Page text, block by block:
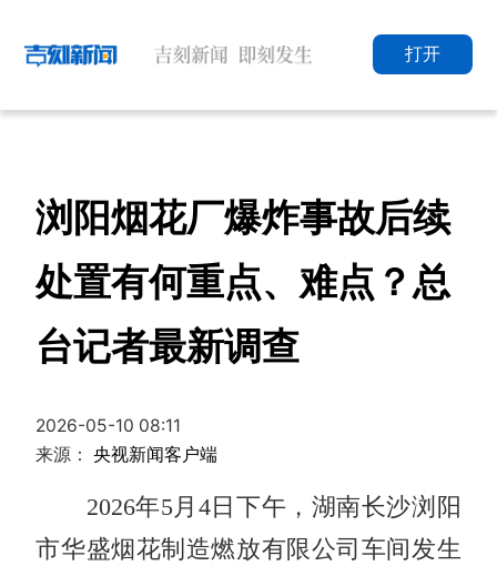
打开
浏阳烟花厂爆炸事故后续
处置有何重点、难点？总
台记者最新调查
2026-05-10 08:11
来源：央视新闻客户端
2026年5月4日下午，湖南长沙浏阳
市华盛烟花制造燃放有限公司车间发生